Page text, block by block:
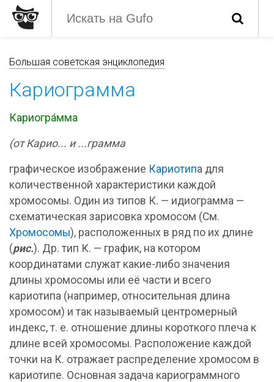
Большая советская энциклопедия
Кариограмма
Кариогра́мма
(от Карио... и ...грамма
графическое изображение Кариотипа для
количественной характеристики каждой
хромосомы. Один из типов К. — идиограмма —
схематическая зарисовка хромосом (См.
Хромосомы), расположенных в ряд по их длине
(рис.). Др. тип К. — график, на котором
координатами служат какие-либо значения
длины хромосомы или её части и всего
кариотипа (например, относительная длина
хромосом) и так называемый центромерный
индекс, т. е. отношение длины короткого плеча к
длине всей хромосомы. Расположение каждой
точки на К. отражает распределение хромосом в
кариотипе. Основная задача кариограммного